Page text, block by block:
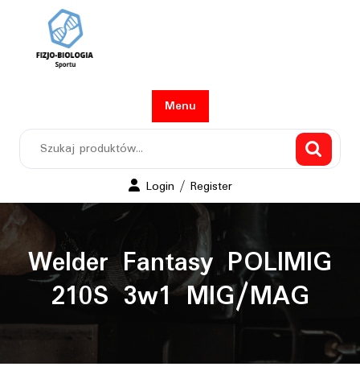
content
Menu
Login / RegisterLogin
/
Welder Fantasy POLIMIG
210S 3w1 MIG/MAG